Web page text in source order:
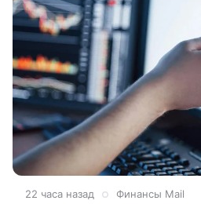
22 часа назад Финансы Mail